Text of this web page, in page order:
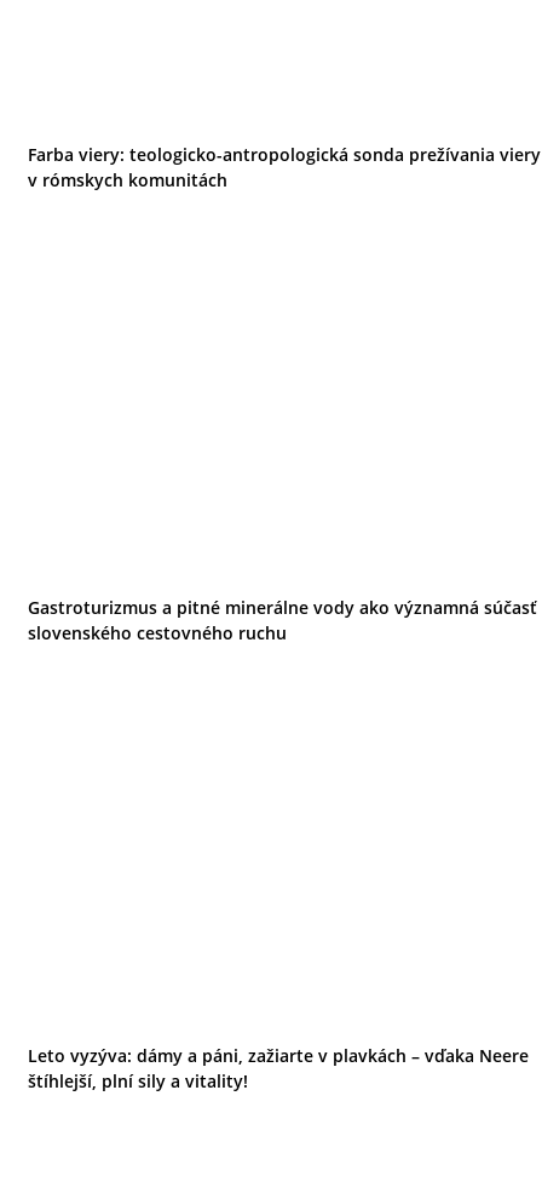
Farba viery: teologicko-antropologická sonda prežívania viery
v rómskych komunitách
Gastroturizmus a pitné minerálne vody ako významná súčasť
slovenského cestovného ruchu
Leto vyzýva: dámy a páni, zažiarte v plavkách – vďaka Neere
štíhlejší, plní sily a vitality!